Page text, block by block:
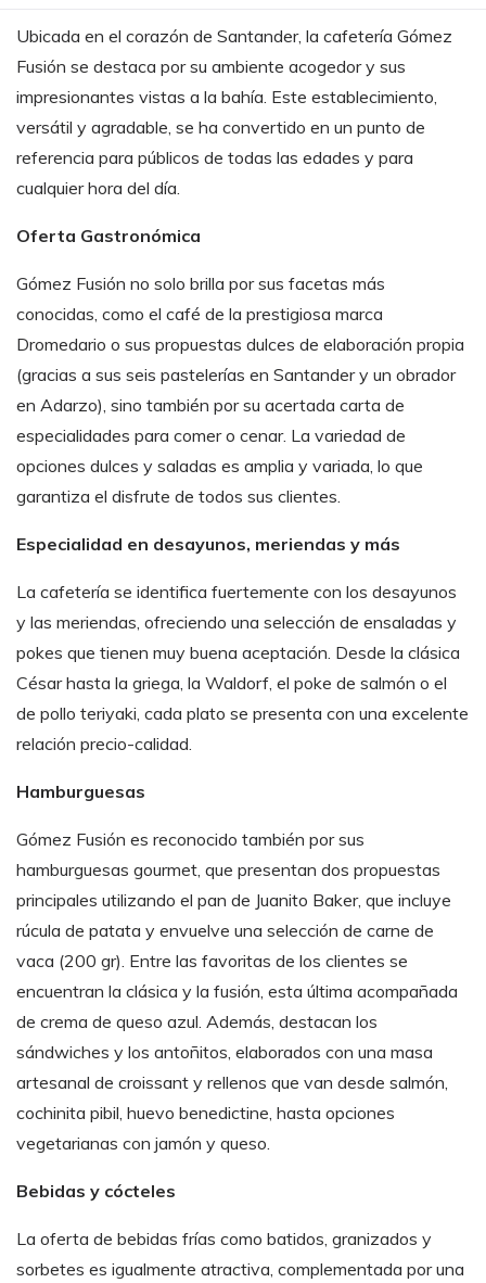
Ubicada en el corazón de Santander, la cafetería Gómez
Fusión se destaca por su ambiente acogedor y sus
impresionantes vistas a la bahía. Este establecimiento,
versátil y agradable, se ha convertido en un punto de
referencia para públicos de todas las edades y para
cualquier hora del día.
Oferta Gastronómica
Gómez Fusión no solo brilla por sus facetas más
conocidas, como el café de la prestigiosa marca
Dromedario o sus propuestas dulces de elaboración propia
(gracias a sus seis pastelerías en Santander y un obrador
en Adarzo), sino también por su acertada carta de
especialidades para comer o cenar. La variedad de
opciones dulces y saladas es amplia y variada, lo que
garantiza el disfrute de todos sus clientes.
Especialidad en desayunos, meriendas y más
La cafetería se identifica fuertemente con los desayunos
y las meriendas, ofreciendo una selección de ensaladas y
pokes que tienen muy buena aceptación. Desde la clásica
César hasta la griega, la Waldorf, el poke de salmón o el
de pollo teriyaki, cada plato se presenta con una excelente
relación precio-calidad.
Hamburguesas
Gómez Fusión es reconocido también por sus
hamburguesas gourmet, que presentan dos propuestas
principales utilizando el pan de Juanito Baker, que incluye
rúcula de patata y envuelve una selección de carne de
vaca (200 gr). Entre las favoritas de los clientes se
encuentran la clásica y la fusión, esta última acompañada
de crema de queso azul. Además, destacan los
sándwiches y los antoñitos, elaborados con una masa
artesanal de croissant y rellenos que van desde salmón,
cochinita pibil, huevo benedictine, hasta opciones
vegetarianas con jamón y queso.
Bebidas y cócteles
La oferta de bebidas frías como batidos, granizados y
sorbetes es igualmente atractiva, complementada por una